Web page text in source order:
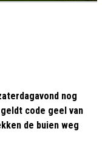
nog
code geel van
de buien weg